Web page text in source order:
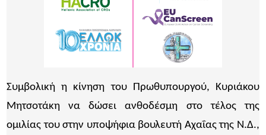
Συμβολική η κίνηση του Πρωθυπουργού, Κυριάκου
Μητσοτάκη να δώσει ανθοδέσμη στο τέλος της
ομιλίας του στην υποψήφια βουλευτή Αχαΐας της Ν.Δ.,